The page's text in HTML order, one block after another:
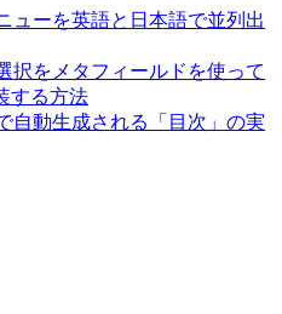
ューを英語と日本語で並列出
択をメタフィールドを使って
する方法
自動生成される「目次」の実